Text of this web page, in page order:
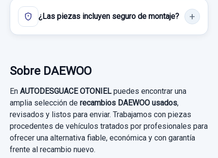
BRAZO SUSPENSION INFERIOR DELANTERO
¿Las piezas incluyen seguro de montaje?
Sobre DAEWOO
En AUTODESGUACE OTONIELpuedes encontrar una
amplia selección de recambios DAEWOO usados,
revisados y listos para enviar. Trabajamos con piezas
procedentes de vehículos tratados por profesionales para
ofrecer una alternativa fiable, económica y con garantía
frente al recambio nuevo.